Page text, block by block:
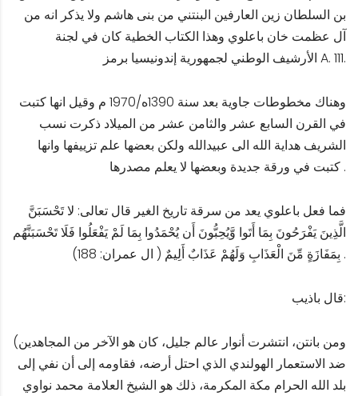
بن السلطان زين العارفين البنتني من بنى هاشم ولا يذكر انه من
آل عظمت خان باعلوي وهذا الكتاب الخطية كان في لجنة
الأرشيف الوطني لجمهورية إندونيسيا برمز A. 111.
وهناك مخطوطات جاوية بعد سنة 1390ه/1970 م وقيل انها كتبت
في القرن السابع عشر والثامن عشر من الميلاد ذكرت نسب
الشريف هداية الله الى عبيدالله ولكن بعضها علم تزييفها وانها
كتبت في ورقة جديدة وبعضها لا يعلم مصدرها .
فما فعل باعلوي يعد من سرقة تاريخ الغير قال تعالى: لا تَحْسَبَنَّ
الَّذِينَ يَفْرَحُونَ بِمَا أَتَوا وَّيُحِبُّونَ أَن يُحْمَدُوا بِمَا لَمْ يَفْعَلُوا فَلَا تَحْسَبَنَّهُم
بِمَفَازَةٍ مِّنَ الْعَذَابِ وَلَهُمْ عَذَابٌ أَلِيمٌ ( ال عمران: 188) .
قال باذيب:
(ومن بانتن، انتشرت أنوار عالم جليل، كان هو الآخر من المجاهدين
ضد الاستعمار الهولندي الذي احتل أرضه، فقاومه إلى أن نفي إلى
بلد الله الحرام مكة المكرمة، ذلك هو الشيخ العلامة محمد نواوي